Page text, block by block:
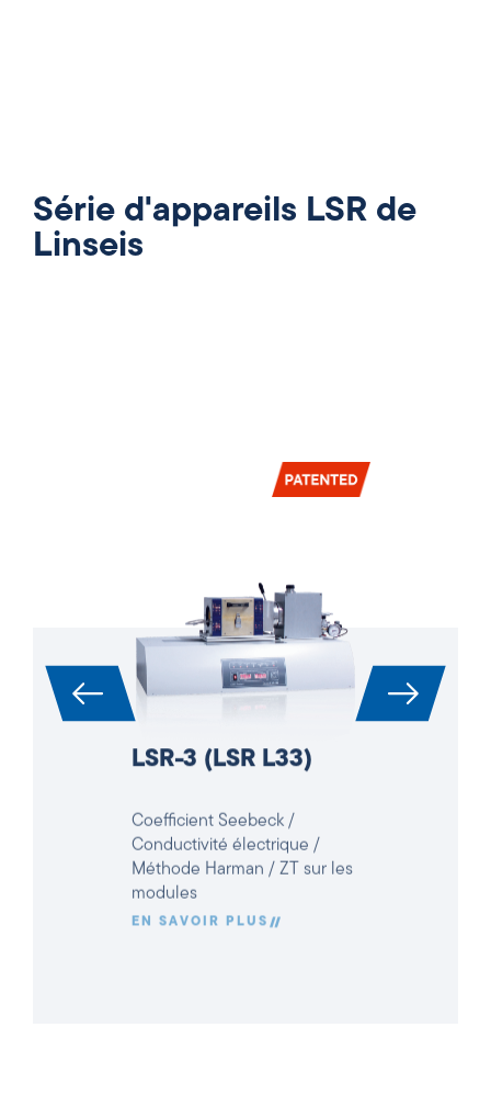
Série d'appareils LSR de
Linseis
LSR-3 (LSR L33)
Conductivité électrique /
Méthode Harman / ZT sur les
modules